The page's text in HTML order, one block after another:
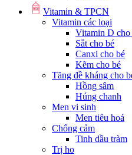
Vitamin & TPCN
Vitamin các loại
Vitamin D cho
Sắt cho bé
Canxi cho bé
Kẽm cho bé
Tăng đề kháng cho
Hồng sâm
Húng chanh
Men vi sinh
Men tiêu hoá
Chống cảm
Tinh dầu tràm
Trị ho